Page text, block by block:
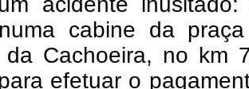
cabine da
Cachoeira, no km
efetuar o